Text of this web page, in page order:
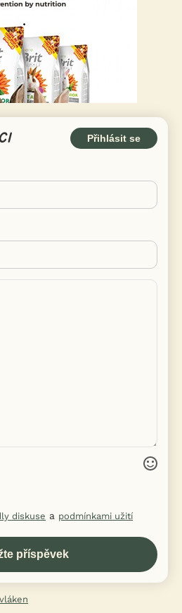
Přihlásit se
diskuse a podmínkami užití